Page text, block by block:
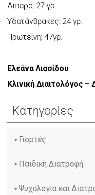
Λιπαρά: 27 γρ.
Υδατάνθρακες: 24 γρ.
Πρωτεΐνη: 47γρ.
Ελεάνα Λιασίδου
Κλινική Διαιτολόγος
Κατηγορίες
Γιορτές
Παιδική Διατροφή
Ψυχολογία και